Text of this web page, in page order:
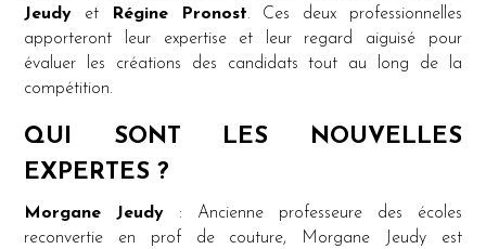
Jeudy et Régine Pronost. Ces deux professionnelles
apporteront leur expertise et leur regard aiguisé pour
évaluer les créations des candidats tout au long de la
compétition.
QUI SONT LES NOUVELLES
EXPERTES ?
Morgane Jeudy : Ancienne professeure des écoles
reconvertie en prof de couture, Morgane Jeudy est